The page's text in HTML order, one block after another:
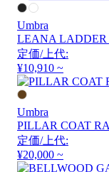
Umbra
LEANA LADDER
定価/上代:
¥10,910 ~
Umbra
PILLAR COAT
定価/上代:
¥20,000 ~